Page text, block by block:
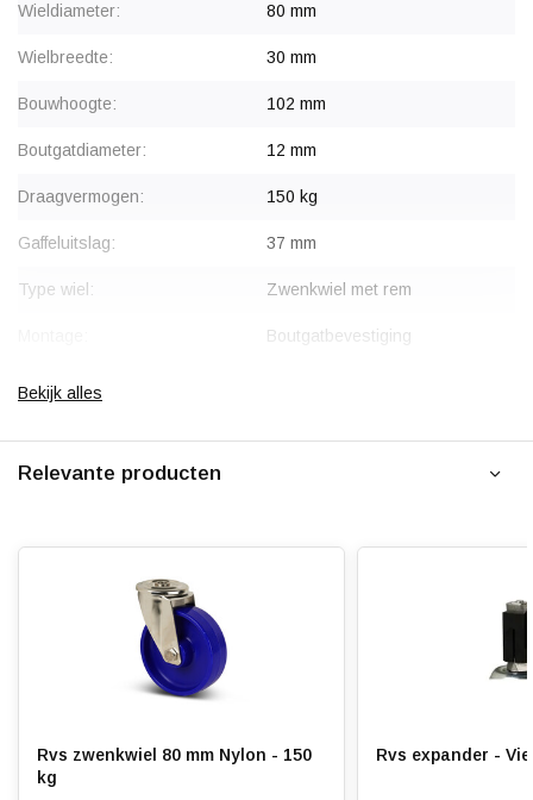
Wieldiameter: 80 mm
Wielbreedte: 30 mm
Bouwhoogte: 102 mm
Boutgatdiameter: 12 mm
Draagvermogen: 150 kg
Gaffeluitslag: 37 mm
Type wiel: Zwenkwiel met rem
Boutgatbevestiging
Gaffel:
Wiellager: Rvs / inox rollager
Geluiddempend:
Bekijk alles
Relevante producten
Rvs zwenkwiel 80 mm Nylon - 150
kg
Rvs expander -